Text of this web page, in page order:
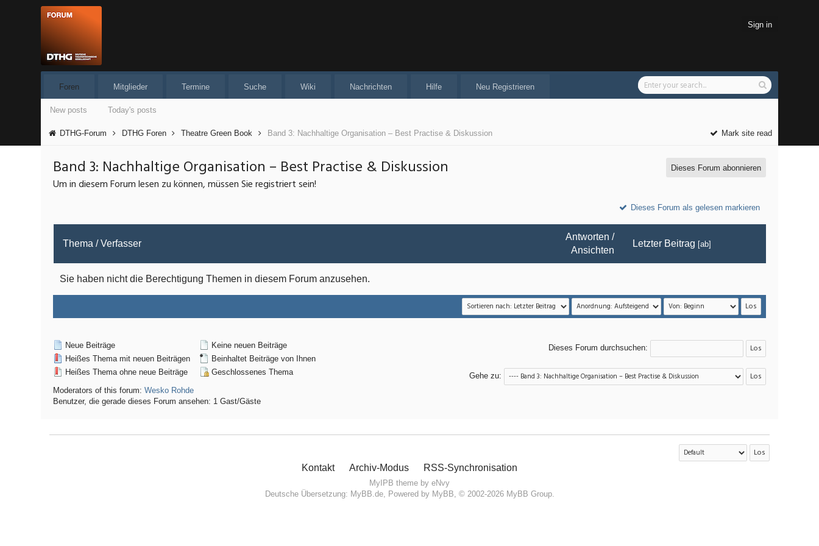
Sign in
Foren Mitglieder Termine Suche Wiki Nachrichten Hilfe Neu Registrieren
New posts Today's posts
DTHG-Forum DTHG Foren Theatre Green Book Band 3: Nachhaltige Organisation – Best Practise & Diskussion Mark site read
Band 3: Nachhaltige Organisation – Best Practise & Diskussion
Um in diesem Forum lesen zu können, müssen Sie registriert sein!
Dieses Forum abonnieren
Dieses Forum als gelesen markieren
Thema /Verfasser
Antworten /
Ansichten
Letzter Beitrag [ab]
Sie haben nicht die Berechtigung Themen in diesem Forum anzusehen.
Neue Beiträge
Heißes Thema mit neuen Beiträgen
Heißes Thema ohne neue Beiträge
Keine neuen Beiträge
Beinhaltet Beiträge von Ihnen
Geschlossenes Thema
Dieses Forum durchsuchen:
Gehe zu:
Moderators of this forum:Wesko Rohde
Benutzer, die gerade dieses Forum ansehen: 1 Gast/Gäste
Kontakt Archiv-Modus RSS-Synchronisation
MyIPB theme by eNvy
Deutsche Übersetzung: MyBB.de, Powered by MyBB, © 2002-2026 MyBB Group.